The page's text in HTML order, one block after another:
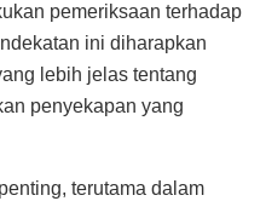
pemeriksaan terhadap
ini diharapkan
lebih jelas tentang
penyekapan yang
terutama dalam